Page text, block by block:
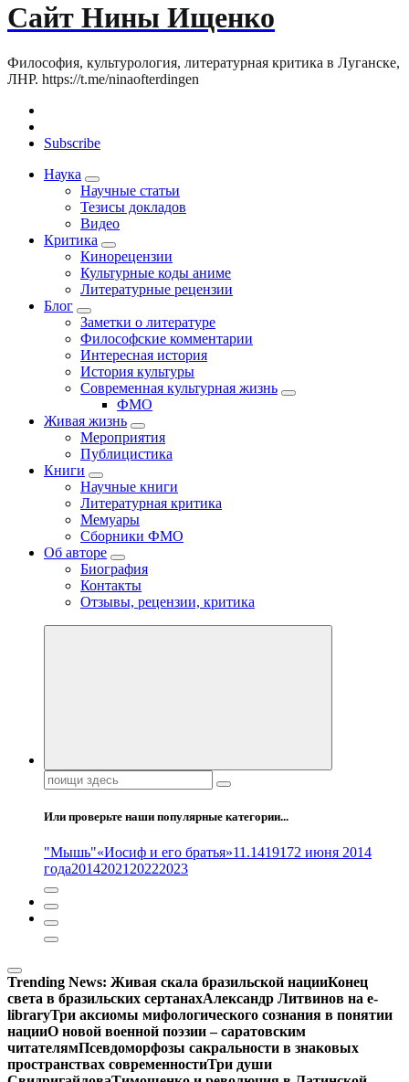
Сайт Нины Ищенко
Философия, культурология, литературная критика в Луганске,
ЛНР. https://t.me/ninaofterdingen
Subscribe
Наука
Научные статьи
Тезисы докладов
Видео
Критика
Кинорецензии
Культурные коды аниме
Литературные рецензии
Блог
Заметки о литературе
Философские комментарии
Интересная история
История культуры
Современная культурная жизнь
ФМО
Живая жизнь
Мероприятия
Публицистика
Книги
Научные книги
Литературная критика
Мемуары
Сборники ФМО
Об авторе
Биография
Контакты
Отзывы, рецензии, критика
Поиск:
Или проверьте наши популярные категории...
"Мышь"«Иосиф и его братья»11.1419172 июня 2014
года20142021 20222023
Trending News: Живая скала бразильской нацииКонец
света в бразильских сертанахАлександр Литвинов на e-
libraryТри аксиомы мифологического сознания в понятии
нацииО новой военной поэзии – саратовским
читателямПсевдоморфозы сакральности в знаковых
пространствах современностиТри души